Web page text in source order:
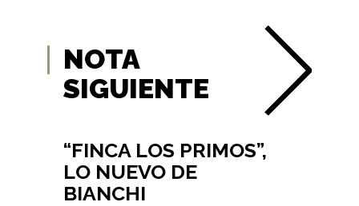
NOTA
SIGUIENTE
“FINCA LOS PRIMOS”,
LO NUEVO DE
BIANCHI